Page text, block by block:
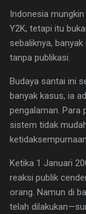
Indonesia
Y2K, tetapi itu
sebaliknya,
tanpa publikasi.
Budaya santai ini
banyak kasus, ia
pengalaman. Para
sistem tidak
Ketika 1 Januari
reaksi publik
orang. Namun di
telah